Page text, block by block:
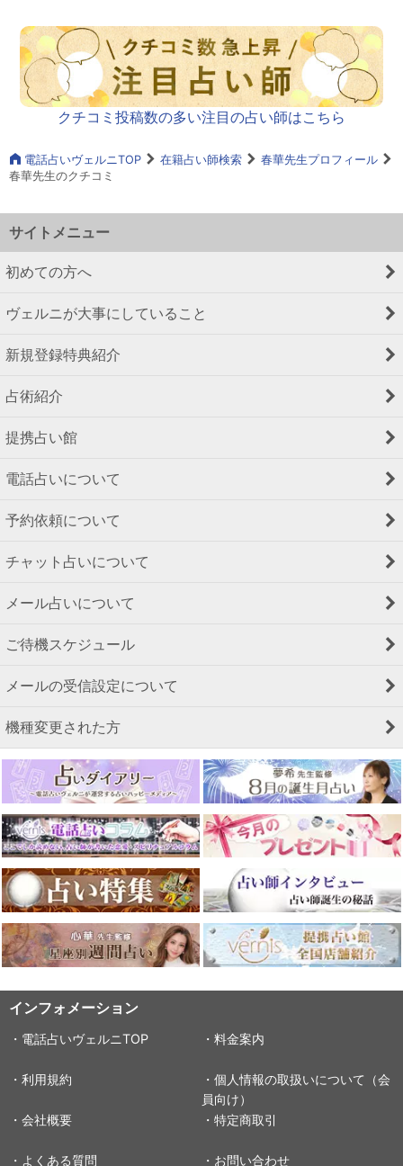
クチコミ投稿数の多い注目の占い師はこちら
電話占いヴェルニTOP 在籍占い師検索
春華先生プロフィール
春華先生のクチコミ
サイトメニュー
初めての方へ
ヴェルニが大事にしていること
新規登録特典紹介
占術紹介
提携占い館
電話占いについて
予約依頼について
チャット占いについて
メール占いについて
ご待機スケジュール
メールの受信設定について
機種変更された方
インフォメーション
・電話占いヴェルニTOP ・料金案内
・利用規約
・個人情報の取扱いについて（会
員向け）
・会社概要
・特定商取引
・よくある質問 ・お問い合わせ